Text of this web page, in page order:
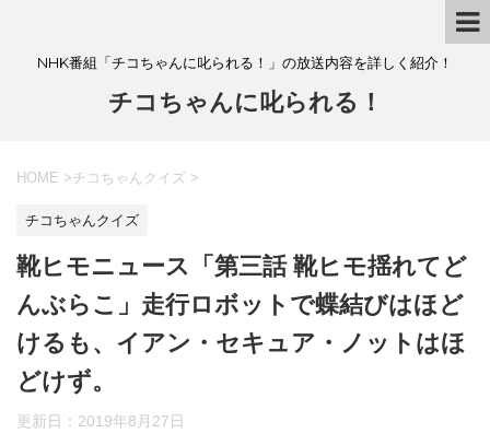
NHK番組「チコちゃんに叱られる！」の放送内容を詳しく紹介！
チコちゃんに叱られる！
HOME >チコちゃんクイズ >
チコちゃんクイズ
靴ヒモニュース「第三話 靴ヒモ揺れてど
んぶらこ」走行ロボットで蝶結びはほど
けるも、イアン・セキュア・ノットはほ
どけず。
更新日： 2019年8月27日